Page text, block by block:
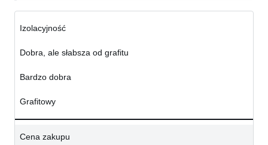
Izolacyjność
Dobra, ale słabsza od grafitu
Bardzo dobra
Grafitowy
Cena zakupu